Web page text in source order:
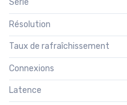
Série
Résolution
Taux de rafraîchissement
Connexions
Latence